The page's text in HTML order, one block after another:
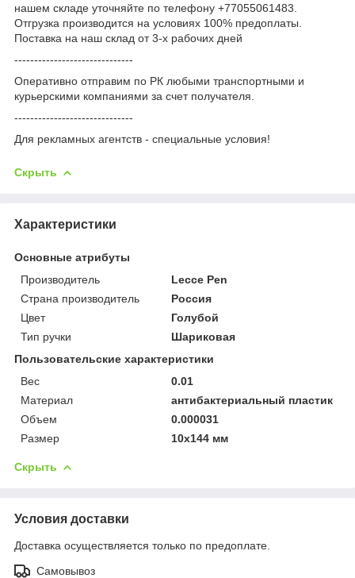
нашем складе уточняйте по телефону +77055061483.
Отгрузка производится на условиях 100% предоплаты.
Поставка на наш склад от 3-x рабочих дней
------------------------------
Оперативно отправим по РК любыми транспортными и
курьерскими компаниями за счет получателя.
------------------------------
Для рекламных агентств - специальные условия!
Скрыть
Характеристики
Основные атрибуты
Производитель
Lecce Pen
Страна производитель
Россия
Цвет
Голубой
Тип ручки
Шариковая
Пользовательские характеристики
Вес
0.01
Материал
антибактериальный пластик
Объем
0.000031
Размер
10х144 мм
Скрыть
Условия доставки
Доставка осуществляется только по предоплате.
Самовывоз